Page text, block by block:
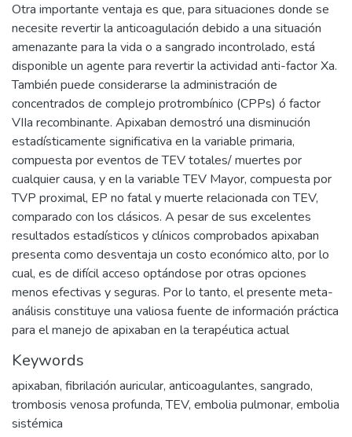
Otra importante ventaja es que, para situaciones donde se
necesite revertir la anticoagulación debido a una situación
amenazante para la vida o a sangrado incontrolado, está
disponible un agente para revertir la actividad anti-factor Xa.
También puede considerarse la administración de
concentrados de complejo protrombínico (CPPs) ó factor
VIIa recombinante. Apixaban demostró una disminución
estadísticamente significativa en la variable primaria,
compuesta por eventos de TEV totales/ muertes por
cualquier causa, y en la variable TEV Mayor, compuesta por
TVP proximal, EP no fatal y muerte relacionada con TEV,
comparado con los clásicos. A pesar de sus excelentes
resultados estadísticos y clínicos comprobados apixaban
presenta como desventaja un costo económico alto, por lo
cual, es de difícil acceso optándose por otras opciones
menos efectivas y seguras. Por lo tanto, el presente meta-
análisis constituye una valiosa fuente de información práctica
para el manejo de apixaban en la terapéutica actual
Keywords
apixaban, fibrilación auricular, anticoagulantes, sangrado,
trombosis venosa profunda, TEV, embolia pulmonar, embolia
sistémica